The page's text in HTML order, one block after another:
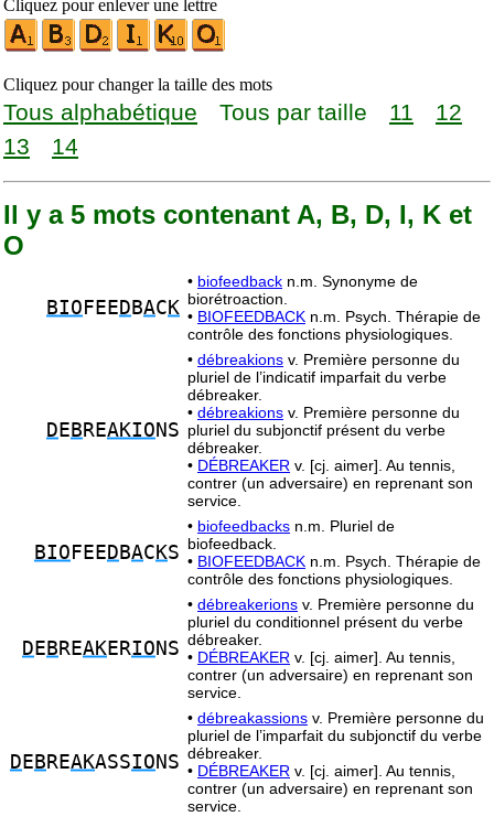
Cliquez pour enlever une lettre
Cliquez pour changer la taille des mots
Tous alphabétique Tous par taille 11
12
13
14
Il y a 5 mots contenant A, B, D, I, K et
O
BIO FEE D BAC K
• biofeedback n.m. Synonyme de
biorétroaction.
• BIOFEEDBACK n.m. Psych. Thérapie de
contrôle des fonctions physiologiques.
D E B REAKIO NS
• débreakions v. Première personne du
pluriel de l’indicatif imparfait du verbe
débreaker.
• débreakions v. Première personne du
pluriel du subjonctif présent du verbe
débreaker.
• DÉBREAKER v. [cj. aimer]. Au tennis,
contrer (un adversaire) en reprenant son
service.
BIO FEE D BAC KS
• biofeedbacks n.m. Pluriel de
biofeedback.
• BIOFEEDBACK n.m. Psych. Thérapie de
contrôle des fonctions physiologiques.
D E B REAKERIO NS
• débreakerions v. Première personne du
pluriel du conditionnel présent du verbe
débreaker.
• DÉBREAKER v. [cj. aimer]. Au tennis,
contrer (un adversaire) en reprenant son
service.
D E B REAKASSIO NS
• débreakassions v. Première personne du
pluriel de l’imparfait du subjonctif du verbe
débreaker.
• DÉBREAKER v. [cj. aimer]. Au tennis,
contrer (un adversaire) en reprenant son
service.